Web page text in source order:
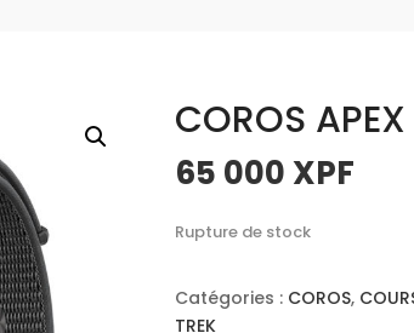
COROS
65 000 XPF
Rupture de stock
Catégories : COROS,
TREK